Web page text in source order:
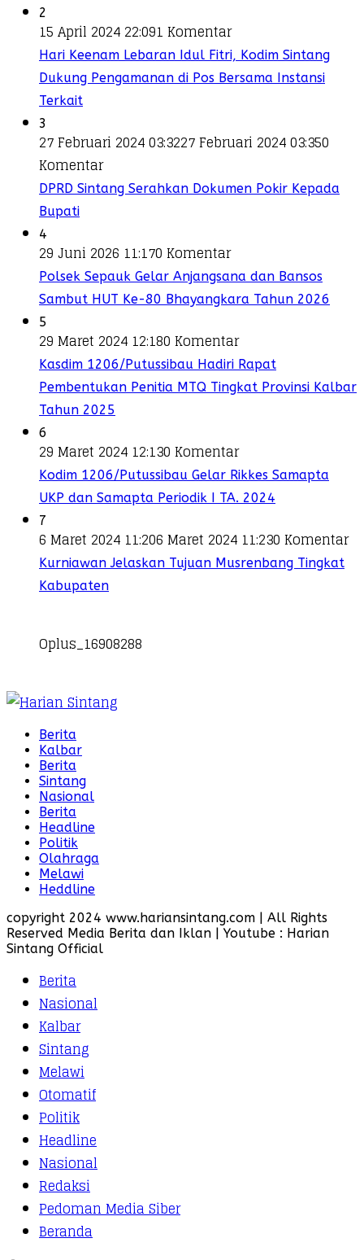
2
15 April 2024 22:091 Komentar
Hari Keenam Lebaran Idul Fitri, Kodim Sintang
Dukung Pengamanan di Pos Bersama Instansi
Terkait
3
27 Februari 2024 03:3227 Februari 2024 03:350
Komentar
DPRD Sintang Serahkan Dokumen Pokir Kepada
Bupati
4
29 Juni 2026 11:170 Komentar
Polsek Sepauk Gelar Anjangsana dan Bansos
Sambut HUT Ke-80 Bhayangkara Tahun 2026
5
29 Maret 2024 12:180 Komentar
Kasdim 1206/Putussibau Hadiri Rapat
Pembentukan Penitia MTQ Tingkat Provinsi Kalbar
Tahun 2025
6
29 Maret 2024 12:130 Komentar
Kodim 1206/Putussibau Gelar Rikkes Samapta
UKP dan Samapta Periodik I TA. 2024
7
6 Maret 2024 11:206 Maret 2024 11:230 Komentar
Kurniawan Jelaskan Tujuan Musrenbang Tingkat
Kabupaten
Oplus_16908288
Berita
Kalbar
Berita
Sintang
Nasional
Berita
Headline
Politik
Olahraga
Melawi
Heddline
copyright 2024 www.hariansintang.com | All Rights
Reserved Media Berita dan Iklan | Youtube : Harian
Sintang Official
Berita
Nasional
Kalbar
Sintang
Melawi
Otomatif
Politik
Headline
Nasional
Redaksi
Pedoman Media Siber
Beranda